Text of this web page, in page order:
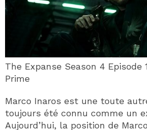
The Expanse Season 4 Episode
Prime
Marco Inaros est une toute
toujours été connu comme un
Aujourd’hui, la position de